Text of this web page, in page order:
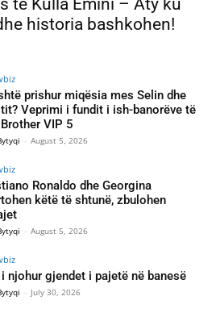
te Kulla Emini – Aty ku
historia bashkohen!
prishur miqësia mes Selin dhe
Veprimi i fundit i ish-banorëve të
VIP 5
- August 5, 2026
Ronaldo dhe Georgina
këtë të shtunë, zbulohen
- August 5, 2026
njohur gjendet i pajetë në banesë
- July 30, 2026